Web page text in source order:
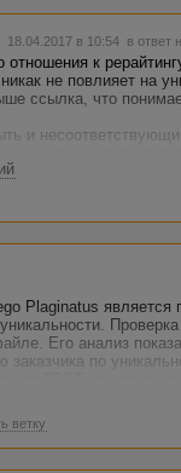
18.04.2017 в 10:54 в ответ
к
не повлияет на
ссылка, что
и
Plaginatus
Его анализ
заказчика по
технические
Advego
ветку